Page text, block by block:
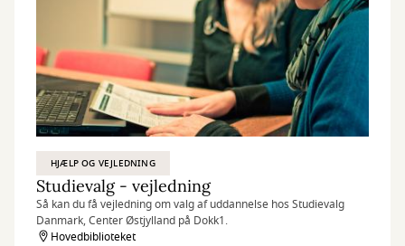
HJÆLP OG VEJLEDNING
Studievalg - vejledning
Så kan du få vejledning om valg af uddannelse hos Studievalg
Danmark, Center Østjylland på Dokk1.
Hovedbiblioteket